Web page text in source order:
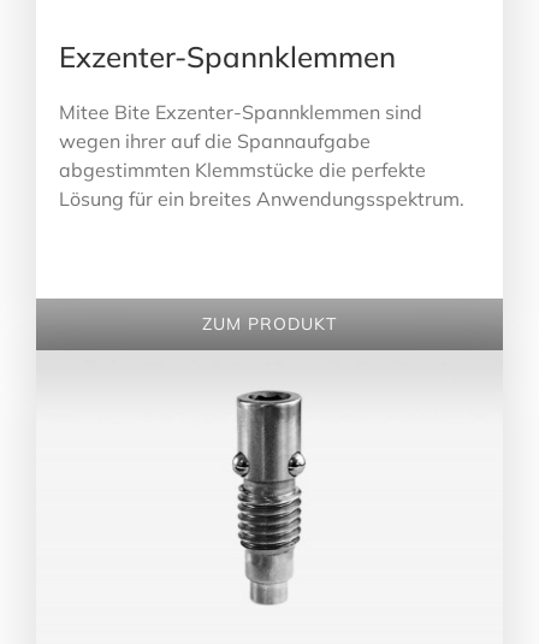
Exzenter-Spannklemmen
Mitee Bite Exzenter-Spannklemmen sind
wegen ihrer auf die Spannaufgabe
abgestimmten Klemmstücke die perfekte
Lösung für ein breites Anwendungsspektrum.
ZUM PRODUKT